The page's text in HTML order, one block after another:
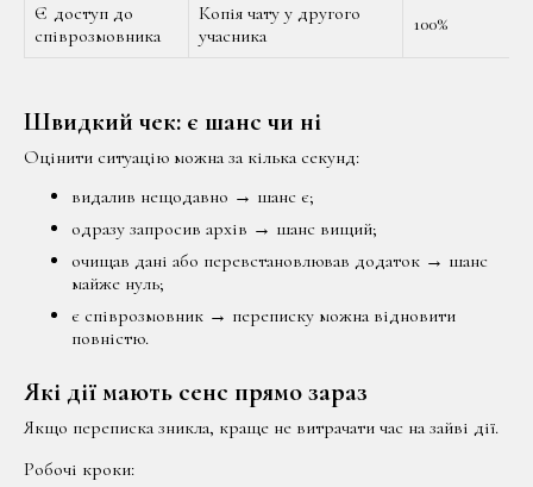
Є доступ до
співрозмовника
Копія чату у другого
учасника
100%
Швидкий чек: є шанс чи ні
Оцінити ситуацію можна за кілька секунд:
видалив нещодавно → шанс є;
одразу запросив архів → шанс вищий;
очищав дані або перевстановлював додаток → шанс
майже нуль;
є співрозмовник → переписку можна відновити
повністю.
Які дії мають сенс прямо зараз
Якщо переписка зникла, краще не витрачати час на зайві дії.
Робочі кроки: